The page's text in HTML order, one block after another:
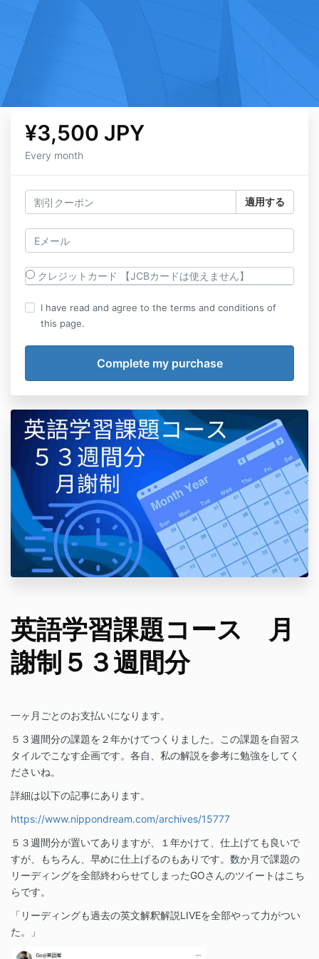
¥3,500 JPY
Every month
適用する
クレジットカード 【JCBカードは使えません】
I have read and agree to the terms and conditions of
this page.
英語学習課題コース 月
謝制５３週間分
一ヶ月ごとのお支払いになります。
５３週間分の課題を２年かけてつくりました。この課題を自習ス
タイルでこなす企画です。各自、私の解説を参考に勉強をしてく
ださいね。
詳細は以下の記事にあります。
https://www.nippondream.com/archives/15777
５３週間分が置いてありますが、１年かけて、仕上げても良いで
すが、もちろん、早めに仕上げるのもありです。数か月で課題の
リーディングを全部終わらせてしまったGOさんのツイートはこち
らです。
「リーディングも過去の英文解釈解説LIVEを全部やって力がつい
た。」